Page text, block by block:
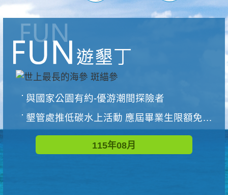
與國家公園有約-優游潮間探險者
墾管處推低碳水上活動 應屆畢業生限額免費參加
115年08月